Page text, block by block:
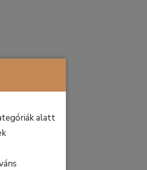
alatt